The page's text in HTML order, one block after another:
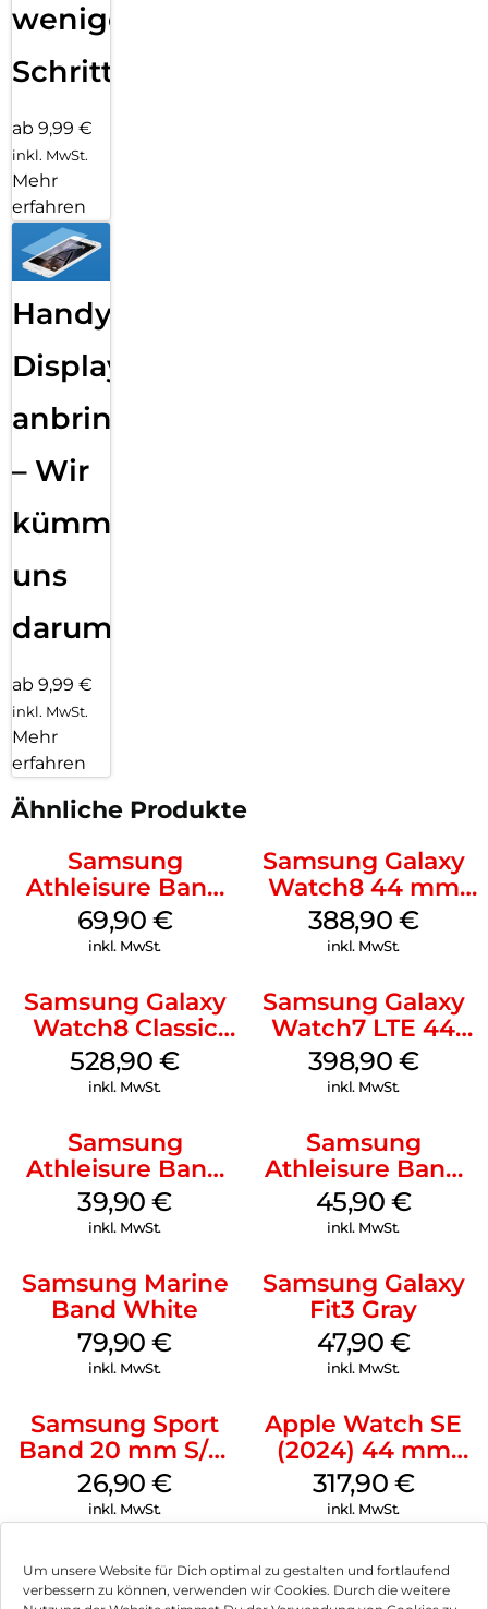
Um unsere Website für Dich optimal zu gestalten und fortlaufend
verbessern zu können, verwenden wir Cookies. Durch die weitere
wenigen
Schritten
ab 9,99 €
inkl. MwSt.
Mehr
erfahren
Handy
Displayfolie
anbringen
– Wir
kümmern
uns
darum!
ab 9,99 €
inkl. MwSt.
Mehr
erfahren
Ähnliche Produkte
Samsung
Athleisure Band
(S/M) Galaxy
Watch8/Watch8
69,90 €
inkl. MwSt.
Samsung Galaxy
Watch8 44 mm
Graphite
388,90 €
inkl. MwSt.
Samsung Galaxy
Watch8 Classic
Black
528,90€
inkl. MwSt.
Samsung Galaxy
Watch7 LTE 44
mm Silver
398,90 €
inkl. MwSt.
Samsung
Athleisure Band
M/L Galaxy
Watch7 Silver
39,90€
inkl. MwSt.
Samsung
Athleisure Band
S/M Galaxy
Watch7 Cream
45,90 €
inkl. MwSt.
Samsung Marine
Band White
79,90€
inkl. MwSt.
Samsung Galaxy
Fit3 Gray
47,90 €
inkl. MwSt.
Samsung Sport
Band 20 mm S/M
Galaxy Watch4
Serie Graphite
26,90€
inkl. MwSt.
Apple Watch SE
(2024) 44 mm
GPS + Cellular
(Sportarmband
Mitternacht M/L)
317,90 €
inkl. MwSt.